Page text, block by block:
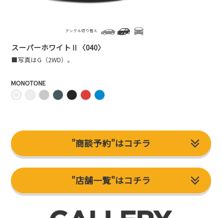
スーパーホワイトⅡ〈040〉
■写真はG（2WD）。
アングル切り替え
MONOTONE
"商談予約"はコチラ
"店舗一覧"はコチラ